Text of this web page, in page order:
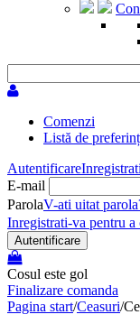
Comenzi
Listă de
Autentificare
E-mail
ParolaV-ati uitat
Inregistrati-va pentru a
Autentificare
Cosul este gol
Finalizare comanda
Pagina start/Ceasuri/